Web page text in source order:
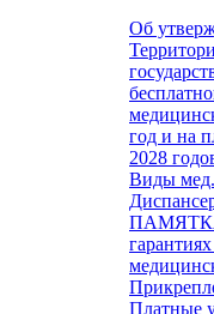
Об
год и на
2028
Виды
ПАМЯТКА
Платные